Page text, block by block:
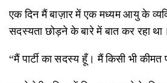
एक दिन मैं बाज़ार में एक मध्यम आयु के
सदस्यता छोड़ने के बारे में बात कर रहा
“मैं पार्टी का सदस्य हूँ। मैं किसी भी कीमत